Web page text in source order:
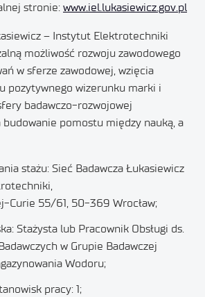
stronie: www.iel.lukasiewicz.gov.pl
– Instytut Elektrotechniki
możliwość rozwoju zawodowego
w sferze zawodowej, wzięcia
pozytywnego wizerunku marki i
badawczo-rozwojowej
pomostu między nauką, a
stażu: Sieć Badawcza Łukasiewicz
Curie 55/61, 50-369 Wrocław;
Stażysta lub Pracownik Obsługi ds.
w Grupie Badawczej
Wodoru;
pracy: 1;